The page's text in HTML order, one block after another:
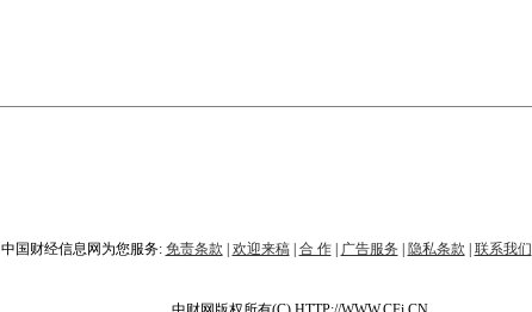
中国财经信息网为您服务: 免责条款 欢迎来稿| 合 作| 广告服务 隐私条款 联系我们